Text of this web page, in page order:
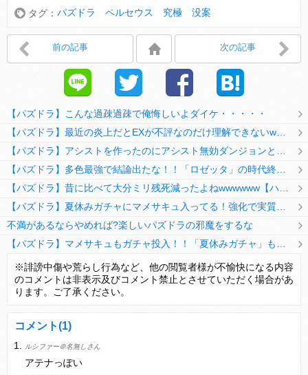
タグ： パズドラ ペルセウス 究極 没案
前の記事 次の記事
【パズドラ】こんな過疎過疎で俺悔しいよダイケ・・・・・
不満があるならやめれば?楽しいパズドラの邪魔をするな
【パズドラ】TB・HEARTSの6人は全員分岐進化とアシスト2種あり！HEARTSエンジェルの進化いいな
変な所でセーブして詰んだゲーム、貴方にはありますか？
Powered by livedoor 相互RSS
※誹謗中傷や荒らし行為など、他の閲覧者様が不愉快になる内容
のコメントは非表示及びコメント禁止とさせていただく場合があ
ります。ご了承ください。
コメント(1)
ルシファー＠名無しさん
アテナっぽい